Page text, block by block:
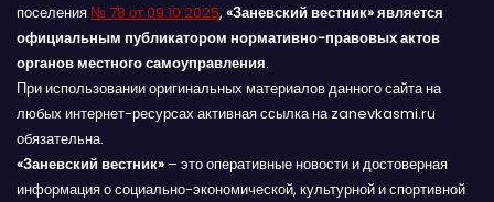
поселения № 78 от 09.10.2025, «Заневский вестник» является
официальным публикатором нормативно-правовых актов
органов местного самоуправления.
При использовании оригинальных материалов данного сайта на
любых интернет-ресурсах активная ссылка на zanevkasmi.ru
обязательна.
«Заневский вестник» – это оперативные новости и достоверная
информация о социально-экономической, культурной и спортивной